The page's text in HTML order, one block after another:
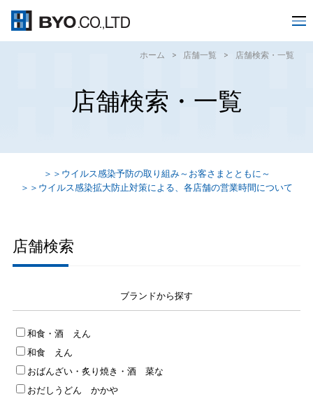
ホーム > 店舗一覧 > 店舗検索・一覧
店舗検索・一覧
＞＞ウイルス感染予防の取り組み～お客さまとともに～
＞＞ウイルス感染拡大防止対策による、各店舗の営業時間について
店舗検索
ブランドから探す
和食・酒 えん
和食 えん
おばんざい・炙り焼き・酒 菜な
おだしうどん かかや